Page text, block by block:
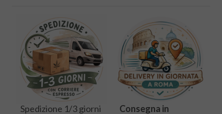
Spedizione 1/3 giorni
Consegna in